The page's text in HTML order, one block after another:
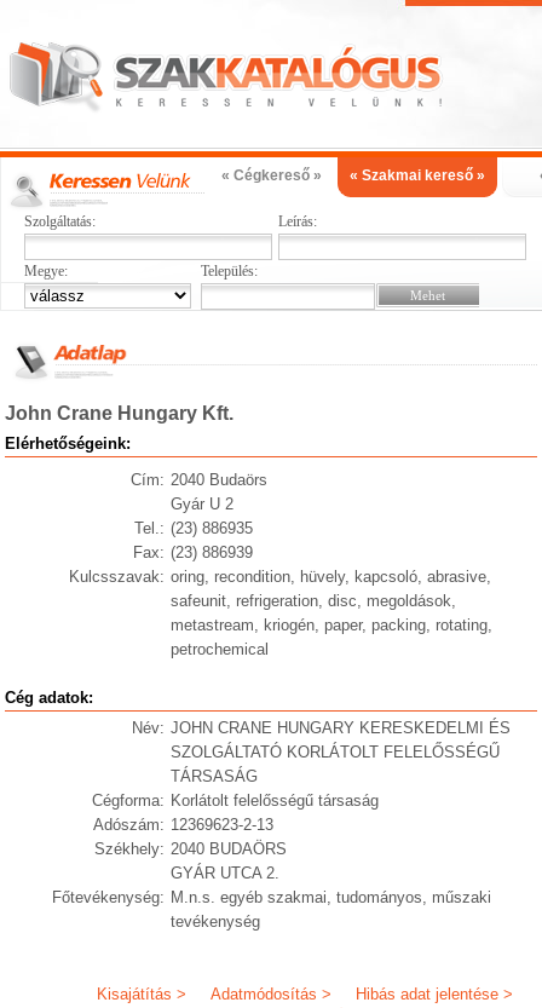
« Cégkereső » « Szakmai kereső »
Szolgáltatás: Leírás:
Megye: Település:
John Crane Hungary Kft.
Elérhetőségeink:
Cím: 2040 Budaörs
Gyár U 2
Tel.: (23) 886935
Fax: (23) 886939
Kulcsszavak: oring, recondition, hüvely, kapcsoló, abrasive,
safeunit, refrigeration, disc, megoldások,
metastream, kriogén, paper, packing, rotating,
petrochemical
Cég adatok:
Név: JOHN CRANE HUNGARY KERESKEDELMI ÉS
SZOLGÁLTATÓ KORLÁTOLT FELELŐSSÉGŰ
TÁRSASÁG
Cégforma: Korlátolt felelősségű társaság
Adószám: 12369623-2-13
Székhely: 2040 BUDAÖRS
GYÁR UTCA 2.
Főtevékenység: M.n.s. egyéb szakmai, tudományos, műszaki
tevékenység
Hibás adat jelentése >
Adatmódosítás >
Kisajátítás >